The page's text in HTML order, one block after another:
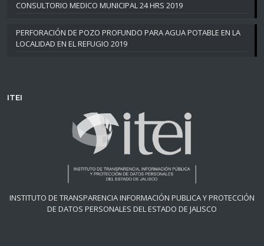
CONSULTORIO MEDICO MUNICIPAL 24 HRS 2019
PERFORACIÓN DE POZO PROFUNDO PARA AGUA POTABLE EN LA
LOCALIDAD EN EL REFUGIO 2019
ITEI
INSTITUTO DE TRANSPARENCIA INFORMACIÓN PUBLICA Y PROTECCIÓN
DE DATOS PERSONALES DEL ESTADO DE JALISCO